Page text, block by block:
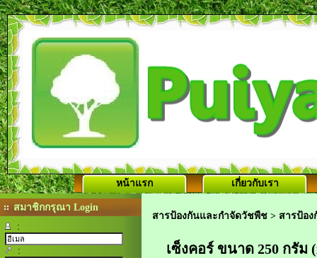
หน้าแรก เกี่ยวกับเรา
สมาชิกกรุณา Login
:
:
สารป้องกันและกำจัดวัชพืช > สารป้อ
เซ็งคอร์ ขนาด 250 กรัม